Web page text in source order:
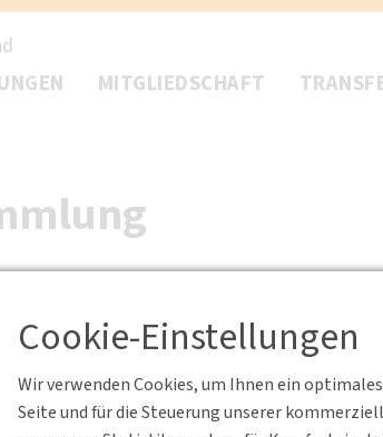
Cookie-Einstellungen
Wir verwenden Cookies, um Ihnen ein
Seite und für die Steuerung unserer
MITGLIEDSCHAFT
www.mlv.sachsen-anhalt.de